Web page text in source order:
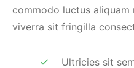
commodo luctus aliquam
viverra sit fringilla
Ultricies sit